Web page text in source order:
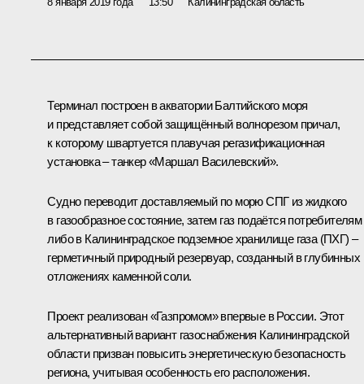
Терминал построен в акватории Балтийского моря
и представляет собой защищённый волнорезом причал,
к которому швартуется плавучая регазификационная
установка – танкер «Маршал Василевский».
Судно переводит доставляемый по морю СПГ из жидкого
в газообразное состояние, затем газ подаётся потребителям
либо в Калининградское подземное хранилище газа (ПХГ) –
герметичный природный резервуар, созданный в глубинных
отложениях каменной соли.
Проект реализован «Газпромом» впервые в России. Этот
альтернативный вариант газоснабжения Калининградской
области призван повысить энергетическую безопасность
региона, учитывая особенность его расположения.